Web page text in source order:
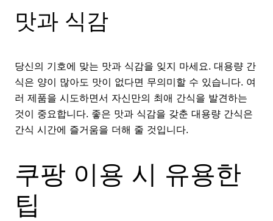
맛과 식감
당신의 기호에 맞는 맛과 식감을 잊지 마세요. 대용량 간
식은 양이 많아도 맛이 없다면 무의미할 수 있습니다. 여
러 제품을 시도하면서 자신만의 최애 간식을 발견하는
것이 중요합니다. 좋은 맛과 식감을 갖춘 대용량 간식은
간식 시간에 즐거움을 더해 줄 것입니다.
쿠팡 이용 시 유용한
팁